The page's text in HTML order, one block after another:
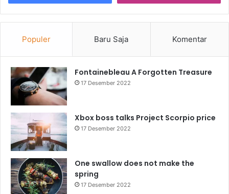
Populer Baru Saja Komentar
Fontainebleau A Forgotten Treasure
17 Desember 2022
Xbox boss talks Project Scorpio price
17 Desember 2022
One swallow does not make the
spring
17 Desember 2022